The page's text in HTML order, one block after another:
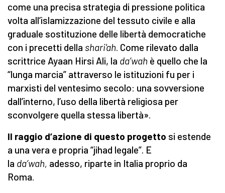
come una precisa strategia di pressione politica
volta all’islamizzazione del tessuto civile e alla
graduale sostituzione delle libertà democratiche
con i precetti della shari'ah. Come rilevato dalla
scrittrice Ayaan Hirsi Ali, la da’wah è quello che la
“lunga marcia” attraverso le istituzioni fu per i
marxisti del ventesimo secolo: una sovversione
dall’interno, l’uso della libertà religiosa per
sconvolgere quella stessa libertà».
Il raggio d’azione di questo progetto si estende
a una vera e propria “jihad legale”. E
la da’wah, adesso, riparte in Italia proprio da
Roma.